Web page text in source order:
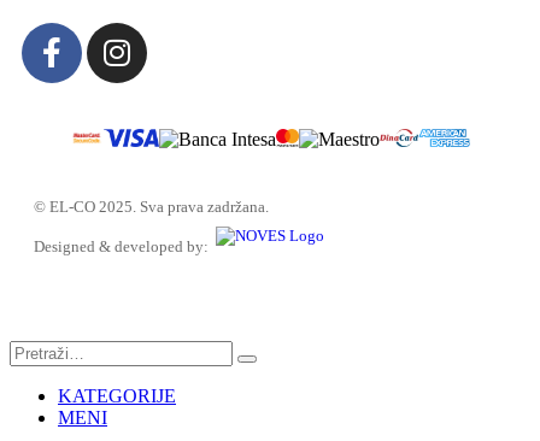
© EL-CO 2025. Sva prava zadržana.
Designed & developed by:
KATEGORIJE
MENI